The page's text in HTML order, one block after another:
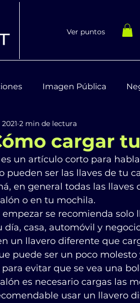
Ver puntos
Imagen Pública
Bienestar Integral
cargar
2 min de lectura
es un artículo corto para
pueden ser las llaves de tu
en general todas las llaves
o en tu mochila.
empezar se recomienda solo
día, casa, automóvil y
un llavero diferente que
puede ser un poco
para evitar que se vea una
es necesario cargas las
usar un llavero